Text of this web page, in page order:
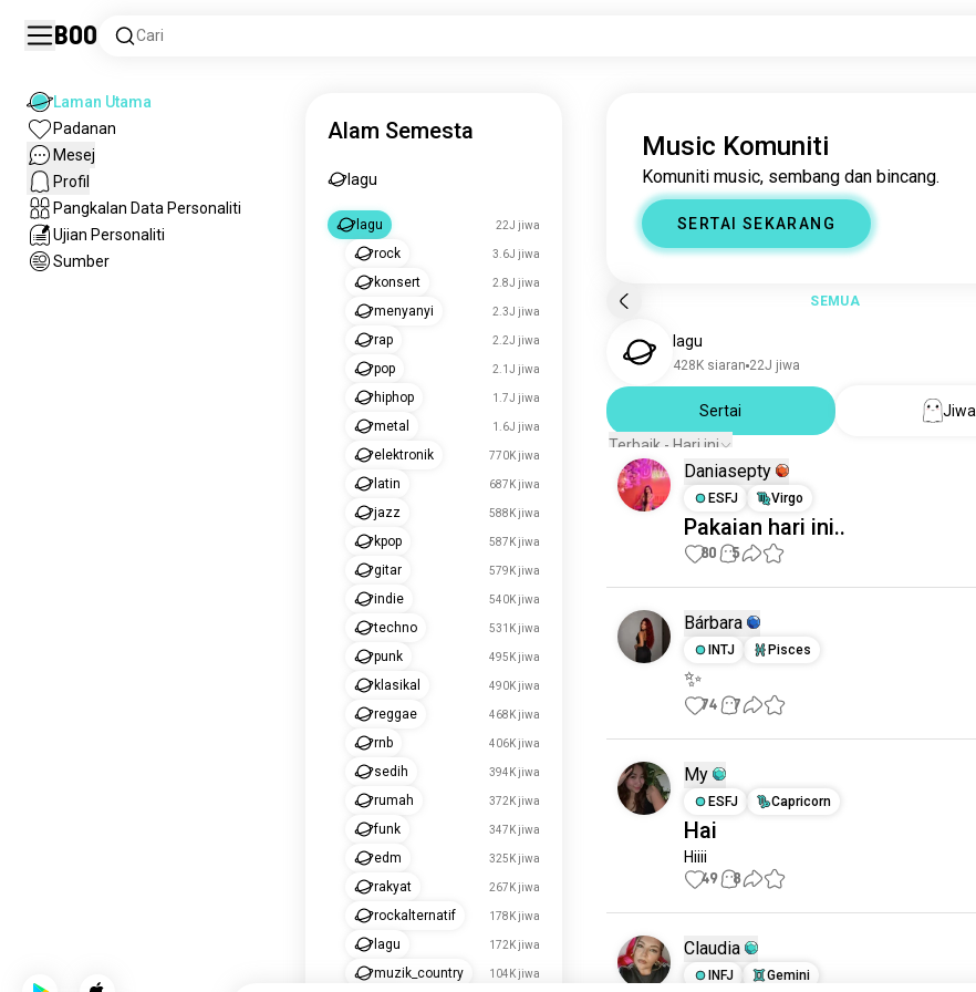
Boo Cari
Laman Utama
Padanan
Mesej
Profil
Pangkalan Data Personaliti
Ujian Personaliti
Sumber
Alam Semesta
lagu
lagu 22J jiwa
rock 3.6J jiwa
konsert 2.8J jiwa
menyanyi 2.3J jiwa
rap 2.2J jiwa
pop 2.1J jiwa
hiphop 1.7J jiwa
metal 1.6J jiwa
elektronik 770K jiwa
latin 687K jiwa
jazz 588K jiwa
kpop 587K jiwa
gitar 579K jiwa
indie 540K jiwa
techno 531K jiwa
punk 495K jiwa
klasikal 490K jiwa
reggae 468K jiwa
rnb 406K jiwa
sedih 394K jiwa
rumah 372K jiwa
funk 347K jiwa
edm 325K jiwa
rakyat 267K jiwa
rockalternatif 178K jiwa
lagu 172K jiwa
muzik_country 104K jiwa
Music Komuniti
Komuniti music, sembang dan bincang.
SERTAI SEKARANG
SEMUA
lagu
428K siaran 22J jiwa
Sertai
Jiwa
Terbaik - Hari ini
Daniasepty
ESFJ
Virgo
Pakaian hari ini..
80 5
Bárbara
INTJ
Pisces
✨
74 7
My
ESFJ
Capricorn
Hai
Hiiii
49 8
Claudia
INFJ
Gemini